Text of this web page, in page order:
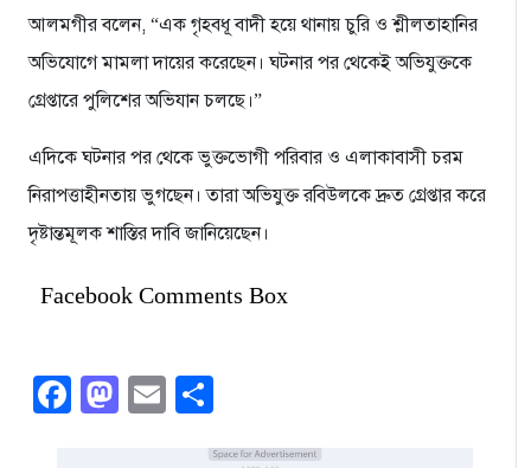
আলমগীর বলেন, “এক গৃহবধূ বাদী হয়ে থানায় চুরি ও শ্লীলতাহানির
অভিযোগে মামলা দায়ের করেছেন। ঘটনার পর থেকেই অভিযুক্তকে
গ্রেপ্তারে পুলিশের অভিযান চলছে।”
​এদিকে ঘটনার পর থেকে ভুক্তভোগী পরিবার ও এলাকাবাসী চরম
নিরাপত্তাহীনতায় ভুগছেন। তারা অভিযুক্ত রবিউলকে দ্রুত গ্রেপ্তার করে
দৃষ্টান্তমূলক শাস্তির দাবি জানিয়েছেন।
Facebook Comments Box
Facebook
Mastodon
Email